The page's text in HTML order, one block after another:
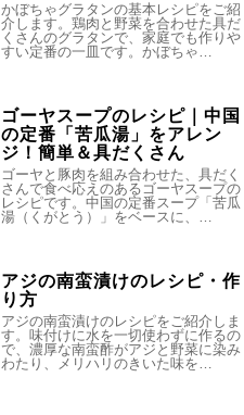
かぼちゃグラタンの基本レシピをご紹
介します。鶏肉と野菜を合わせた具だ
くさんのグラタンで、家庭でも作りや
すい定番の一皿です。かぼちゃ…
ゴーヤスープのレシピ｜中国
の定番「苦瓜湯」をアレン
ジ！簡単＆具だくさん
ゴーヤと豚肉を組み合わせた、具だく
さんで食べ応えのあるゴーヤスープの
レシピです。中国の定番スープ「苦瓜
湯（くがとう）」をベースに、…
アジの南蛮漬けのレシピ・作
り方
アジの南蛮漬けのレシピをご紹介しま
す。味付けに水を一切使わずに作るの
で、濃厚な南蛮酢がアジと野菜に染み
わたり、メリハリのきいた味を…